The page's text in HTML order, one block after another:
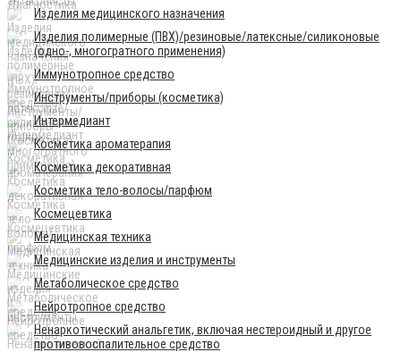
Изделия медицинского назначения
Изделия полимерные (ПВХ)/резиновые/латексные/силиконовые
(одно-, многогратного применения)
Иммунотропное средство
Инструменты/приборы (косметика)
Интермедиант
Косметика ароматерапия
Косметика декоративная
Косметика тело-волосы/парфюм
Космецевтика
Медицинская техника
Медицинские изделия и инструменты
Метаболическое средство
Нейротропное средство
Ненаркотический анальгетик, включая нестероидный и другое
противовоспалительное средство